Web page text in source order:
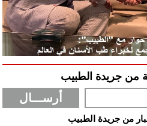
من جريدة الطبيب
من جريدة الطبيب